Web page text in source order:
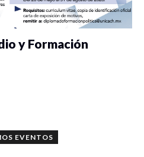
y Formación
EVENTOS